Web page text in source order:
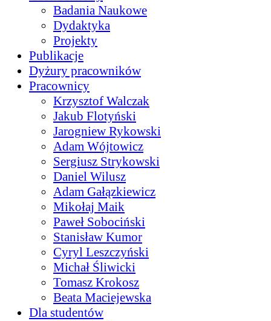
Badania Naukowe
Dydaktyka
Projekty
Publikacje
Dyżury pracowników
Pracownicy
Krzysztof Walczak
Jakub Flotyński
Jarogniew Rykowski
Adam Wójtowicz
Sergiusz Strykowski
Daniel Wilusz
Adam Gałązkiewicz
Mikołaj Maik
Paweł Sobociński
Stanisław Kumor
Cyryl Leszczyński
Michał Śliwicki
Tomasz Krokosz
Beata Maciejewska
Dla studentów